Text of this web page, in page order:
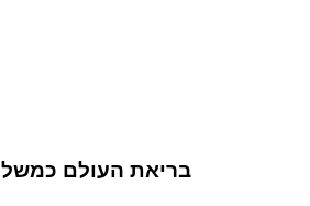
בריאת העולם כמשל